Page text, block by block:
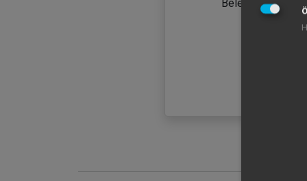
Belépés